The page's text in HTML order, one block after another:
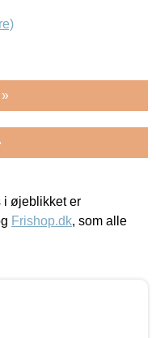
i øjeblikket er
Frishop.dk, som alle